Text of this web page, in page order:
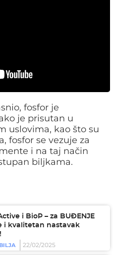
fosfor je
je prisutan u
uslovima, kao što su
fosfor se vezuje za
i na taj način
biljkama.
i BioP – za BUĐENJE
i kvalitetan nastavak
22/02/2025